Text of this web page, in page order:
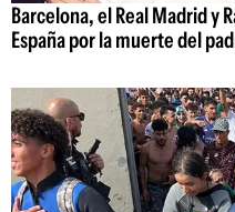
Barcelona, el Real Madrid y
España por la muerte del